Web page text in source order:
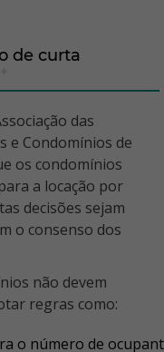
de curta
das
e Condomínios de
os condomínios
a locação por
decisões sejam
o consenso dos
não devem
regras como:
o número de